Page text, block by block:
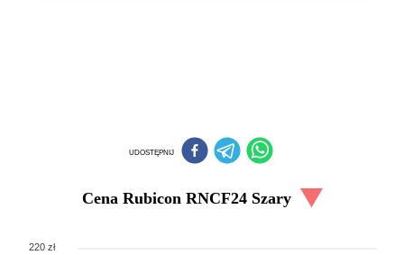
UDOSTĘPNIJ
Cena Rubicon RNCF24 Szary
220 zł